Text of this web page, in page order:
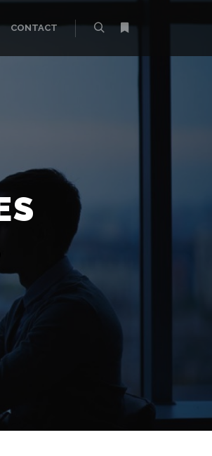
CONTACT